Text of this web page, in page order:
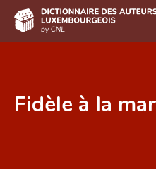
Fidèle à la